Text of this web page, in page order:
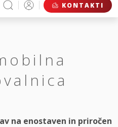
KONTAKTI
na enostaven in priročen